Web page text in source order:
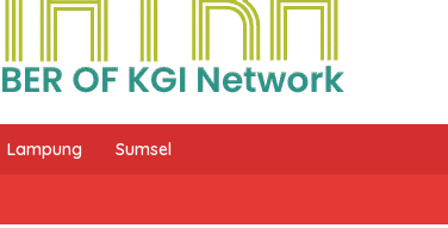
Lampung Sumsel